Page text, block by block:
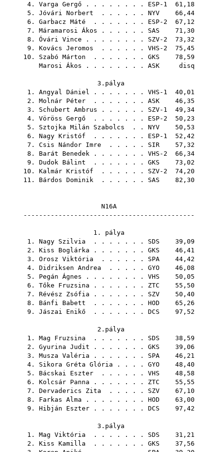
4. Varga Gergő . . . . . . . . ESP-1 61,18
5. Jóvári Norbert . . . . . . NYV 66,44
6. Garbacz Máté . . . . . . . ESP-2 67,12
7. Máramarosi Ákos . . . . . . SAS 71,30
8. Óvári Vince . . . . . . . . SZV-2 73,32
9. Kovács Jeromos . . . . . . VHS-2 75,45
10. Szabó Márton . . . . . . . GKS 78,59
Marosi Ákos . . . . . . . . ASK disq
3.pálya
1. Angyal Dániel . . . . . . . VHS-1 40,01
2. Molnár Péter . . . . . . . ASK 46,35
3. Schubert Ambrus . . . . . . SZV-1 49,34
4. Vöröss Gergő . . . . . . . ESP-2 50,23
5. Sztojka Milán Szabolcs . . NYV 50,53
6. Nagy Kristóf . . . . . . . ESP-1 52,42
7. Csis Nándor Imre . . . . . SIR 57,32
8. Barát Benedek . . . . . . . VHS-2 66,34
9. Dudok Bálint . . . . . . . GKS 73,02
10. Kalmár Kristóf . . . . . . SZV-2 74,20
11. Bárdos Dominik . . . . . . SAS 82,30
N16A
--------------------------------------------
1. pálya
1. Nagy Szilvia . . . . . . . SDS 39,09
2. Kiss Boglárka . . . . . . . GKS 46,41
3. Orosz Viktória . . . . . . SPA 44,42
4. Didriksen Andrea . . . . . GYO 46,08
5. Pegán Ágnes . . . . . . . . VHS 50,05
6. Tőke Fruzsina . . . . . . . ZTC 55,50
7. Révész Zsófia . . . . . . . SZV 50,40
8. Bánfi Babett . . . . . . . HOD 65,26
9. Jászai Enikő . . . . . . . DCS 97,52
2.pálya
1. Mag Fruzsina . . . . . . . SDS 38,59
2. Gyurina Judit . . . . . . . GKS 39,06
3. Musza Valéria . . . . . . . SPA 46,21
4. Sikora Gréta Glória . . . . GYO 48,40
5. Bácskai Eszter . . . . . . VHS 48,58
6. Kolcsár Panna . . . . . . . ZTC 55,55
7. Dervaderics Zita . . . . . SZV 67,10
8. Farkas Alma . . . . . . . . HOD 63,00
9. Hibján Eszter . . . . . . . DCS 97,42
3.pálya
1. Mag Viktória . . . . . . . SDS 31,21
2. Kiss Kamilla . . . . . . . GKS 37,56